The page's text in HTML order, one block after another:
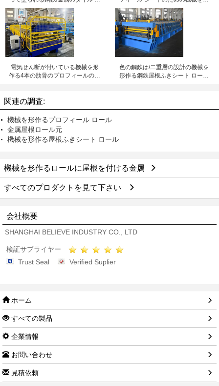
ール
作る二重層の金属の屋根ふきシー
ト ロール
電気せん断が付いている機械を形
作る4本の肋骨のプロフィールの金
色の鋼鉄は/二重層の設計の機械を
形作る鋼鉄屋根ふきシート ロール
関連の調査:
機械を形作るプロフィール ロール
金属屋根ロール元
機械を形作る屋根ふきシート ロール
機械を形作るロールに屋根を付ける金属
すべてのプロダクトを見て下さい
会社概要
SHANGHAI BELIEVE INDUSTRY CO., LTD
検証サプライヤー
Trust Seal
Verified Suplier
ホーム
すべての製品
企業情報
お問い合わせ
見積依頼